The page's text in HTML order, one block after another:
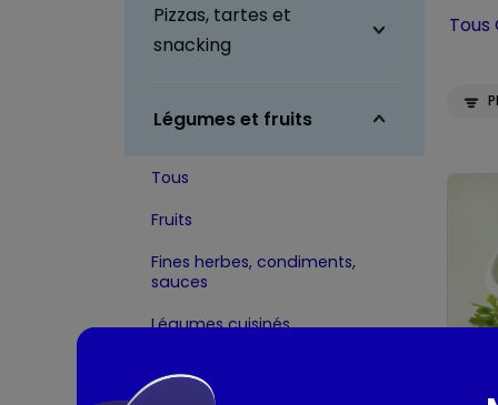
Pizzas, tartes et
snacking
Légumes et fruits
Tous
Fruits
Fines herbes, condiments,
sauces
Légumes cuisinés,
Mélanges de légumes
Tous